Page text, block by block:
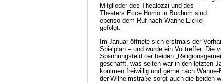
Mitglieder des Thealozzi und des
Theaters Ecce Homo in Bochum sind
ebenso dem Ruf nach Wanne-Eickel
gefolgt.
Im Januar öffnete sich erstmals der
Spielplan – und wurde ein Volltreffer. Die
Spannungsfeld der beiden
geschafft, was selten war in den letzten
kommen freiwillig und gerne nach
der Wilhelmstraße sorgt auch die beiden